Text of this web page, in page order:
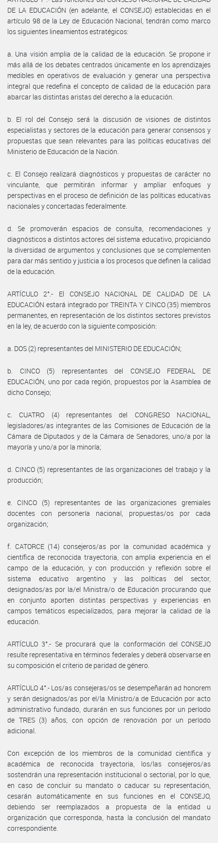
DE LA EDUCACIÓN (en adelante, el CONSEJO) establecidas en el
artículo 98 de la Ley de Educación Nacional, tendrán como marco
los siguientes lineamientos estratégicos:
a. Una visión amplia de la calidad de la educación. Se propone ir
más allá de los debates centrados únicamente en los aprendizajes
medibles en operativos de evaluación y generar una perspectiva
integral que redefina el concepto de calidad de la educación para
abarcar las distintas aristas del derecho a la educación.
b. El rol del Consejo será la discusión de visiones de distintos
especialistas y sectores de la educación para generar consensos y
propuestas que sean relevantes para las políticas educativas del
Ministerio de Educación de la Nación.
c. El Consejo realizará diagnósticos y propuestas de carácter no
vinculante, que permitirán informar y ampliar enfoques y
perspectivas en el proceso de definición de las políticas educativas
nacionales y concertadas federalmente.
d. Se promoverán espacios de consulta, recomendaciones y
diagnósticos a distintos actores del sistema educativo, propiciando
la diversidad de argumentos y conclusiones que se complementen
para dar más sentido y justicia a los procesos que definen la calidad
de la educación.
ARTÍCULO 2°.- El CONSEJO NACIONAL DE CALIDAD DE LA
EDUCACIÓN estará integrado por TREINTA Y CINCO (35) miembros
permanentes, en representación de los distintos sectores previstos
en la ley, de acuerdo con la siguiente composición:
a. DOS (2) representantes del MINISTERIO DE EDUCACIÓN;
b. CINCO (5) representantes del CONSEJO FEDERAL DE
EDUCACIÓN, uno por cada región, propuestos por la Asamblea de
dicho Consejo;
c. CUATRO (4) representantes del CONGRESO NACIONAL,
legisladores/as integrantes de las Comisiones de Educación de la
Cámara de Diputados y de la Cámara de Senadores, uno/a por la
mayoría y uno/a por la minoría;
d. CINCO (5) representantes de las organizaciones del trabajo y la
producción;
e. CINCO (5) representantes de las organizaciones gremiales
docentes con personería nacional, propuestas/os por cada
organización;
f. CATORCE (14) consejeros/as por la comunidad académica y
científica de reconocida trayectoria, con amplia experiencia en el
campo de la educación, y con producción y reflexión sobre el
sistema educativo argentino y las políticas del sector,
designados/as por la/el Ministra/o de Educación procurando que
en conjunto aporten distintas perspectivas y experiencias en
campos temáticos especializados, para mejorar la calidad de la
educación.
ARTÍCULO 3°.- Se procurará que la conformación del CONSEJO
resulte representativa en términos federales y deberá observarse en
su composición el criterio de paridad de género.
ARTÍCULO 4°.- Los/as consejeras/os se desempeñarán ad honorem
y serán designados/as por el/la Ministro/a de Educación por acto
administrativo fundado, durarán en sus funciones por un período
de TRES (3) años, con opción de renovación por un período
adicional.
Con excepción de los miembros de la comunidad científica y
académica de reconocida trayectoria, los/las consejeros/as
sostendrán una representación institucional o sectorial, por lo que,
en caso de concluir su mandato o caducar su representación,
cesarán automáticamente en sus funciones en el CONSEJO,
debiendo ser reemplazados a propuesta de la entidad u
organización que corresponda, hasta la conclusión del mandato
correspondiente.